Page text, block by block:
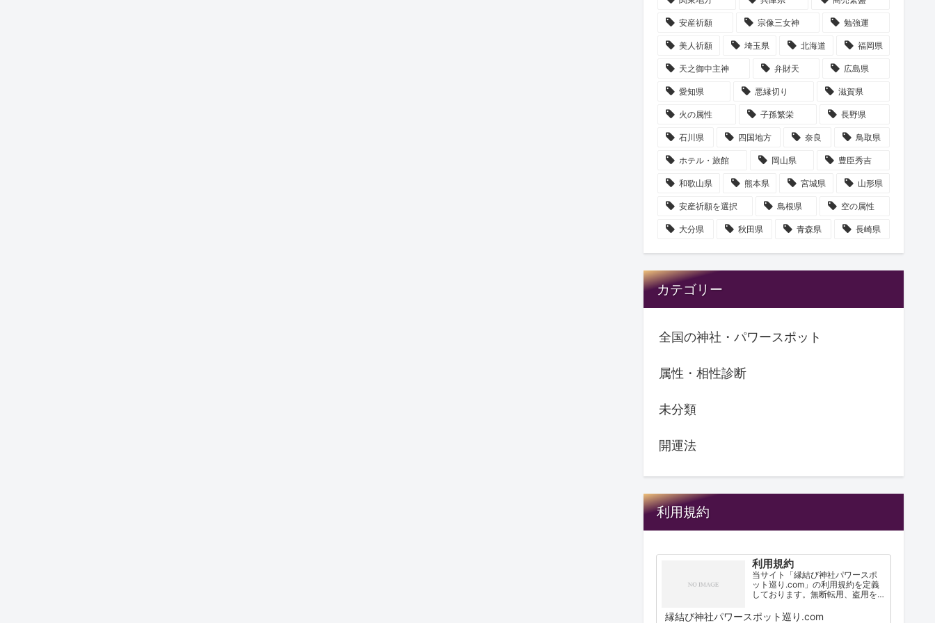
安産祈願 宗像三女神 勉強運
美人祈願 埼玉県 北海道 福岡県
天之御中主神 弁財天 広島県
愛知県 悪縁切り 滋賀県
火の属性 子孫繁栄 長野県
石川県 四国地方 奈良 鳥取県
ホテル・旅館 岡山県 豊臣秀吉
和歌山県 熊本県 宮城県 山形県
安産祈願を選択 島根県 空の属性
大分県 秋田県 青森県 長崎県
カテゴリー
全国の神社・パワースポット
属性・相性診断
未分類
開運法
利用規約
利用規約
当サイト「縁結び神社パワースポ
ット巡り.com」の利用規約を定義
しております。無断転用、盗用を
縁結び神社パワースポット巡り.com